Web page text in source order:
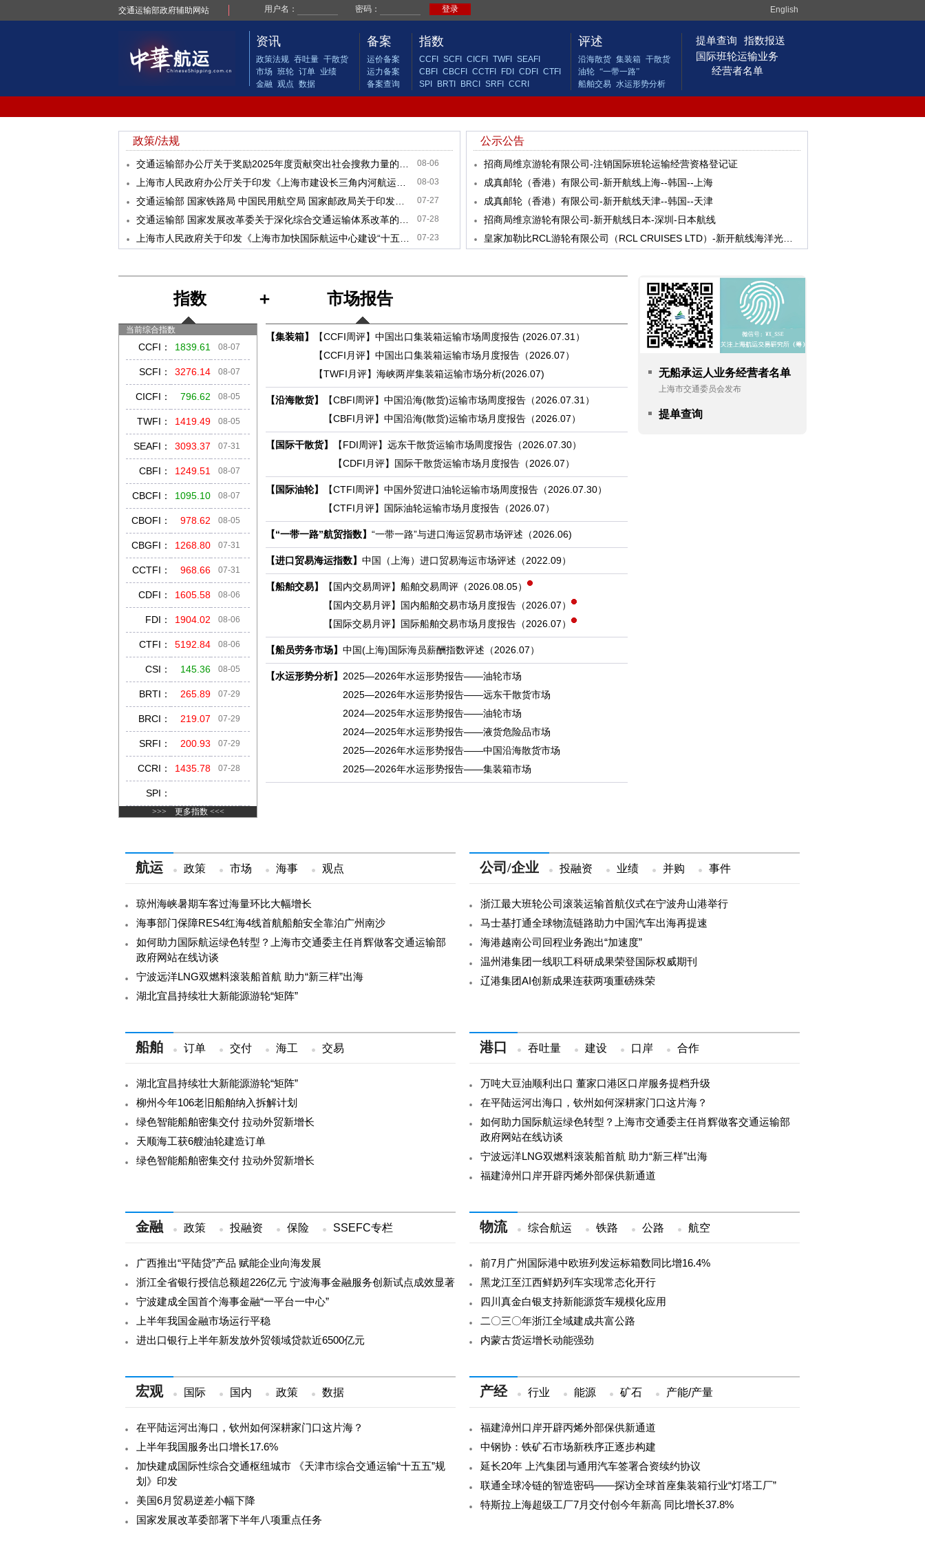
交通运输部政府辅助网站 English
资讯
政策法规 吞吐量 干散货
市场 班轮 订单 业绩
金融 观点 数据
备案
运价备案
运力备案
备案查询
指数
CCFI SCFI CICFI TWFI
SEAFI
CBFI
CBCFI CCTFI FDI CDFI
CTFI
SPI
BRTI BRCI SRFI CCRI
评述
沿海散货 集装箱 干散货
油轮 “一带一路”
船舶交易 水运形势分析
提单查询
指数报送
国际班轮运输业务
经营者名单
政策/法规
08-06
08-03
07-27
07-28
07-23
公示公告
招商局维京游轮有限公司-注销国际班轮运输经营资格登记证
成真邮轮（香港）有限公司-新开航线上海--韩国--上海
成真邮轮（香港）有限公司-新开航线天津--韩国--天津
招商局维京游轮有限公司-新开航线日本-深圳-日本航线
指数 ＋ 市场报告
当前综合指数
CCFI ： 1839.61 08-07
SCFI ： 3276.14 08-07
CICFI： 796.62 08-05
TWFI ： 1419.49 08-05
SEAFI： 3093.37 07-31
CBFI ： 1249.51 08-07
CBCFI ： 1095.10 08-07
CBOFI ： 978.62 08-05
CBGFI ： 1268.80 07-31
CCTFI ： 968.66 07-31
CDFI ： 1605.58 08-06
FDI ： 1904.02 08-06
CTFI ： 5192.84 08-06
CSI ： 145.36 08-05
BRTI ： 265.89 07-29
BRCI ： 219.07 07-29
SRFI ： 200.93 07-29
CCRI ： 1435.78 07-28
SPI ：
>>> 更多指数 <<<
【集装箱】 【CCFI周评】 中国出口集装箱运输市场周度报告 (2026.07.31）
【CCFI月评】 中国出口集装箱运输市场月度报告（2026.07）
【TWFI月评】 海峡两岸集装箱运输市场分析(2026.07)
【沿海散货】 【CBFI周评】 中国沿海(散货)运输市场周度报告（2026.07.31）
【CBFI月评】 中国沿海(散货)运输市场月度报告（2026.07）
【国际干散货】 【FDI周评】 远东干散货运输市场周度报告（2026.07.30）
【CDFI月评】 国际干散货运输市场月度报告（2026.07）
【国际油轮】 【CTFI周评】 中国外贸进口油轮运输市场周度报告（2026.07.30）
【CTFI月评】 国际油轮运输市场月度报告（2026.07）
【“一带一路”航贸指数】 “一带一路”与进口海运贸易市场评述（2026.06)
【进口贸易海运指数】 中国（上海）进口贸易海运市场评述（2022.09）
【船舶交易】 【国内交易周评】 船舶交易周评（2026.08.05）
【国内交易月评】 国内船舶交易市场月度报告（2026.07）
【国际交易月评】 国际船舶交易市场月度报告（2026.07）
【船员劳务市场】 中国(上海)国际海员薪酬指数评述（2026.07）
【水运形势分析】 2025—2026年水运形势报告——油轮市场
2025—2026年水运形势报告——远东干散货市场
2024—2025年水运形势报告——油轮市场
2024—2025年水运形势报告——液货危险品市场
2025—2026年水运形势报告——中国沿海散货市场
2025—2026年水运形势报告——集装箱市场
无船承运人业务经营者名单
上海市交通委员会发布
提单查询
航运 政策 市场 海事 观点
琼州海峡暑期车客过海量环比大幅增长
海事部门保障RES4红海4线首航船舶安全靠泊广州南沙
如何助力国际航运绿色转型？上海市交通委主任肖辉做客交通运输部
政府网站在线访谈
宁波远洋LNG双燃料滚装船首航 助力“新三样”出海
湖北宜昌持续壮大新能源游轮“矩阵”
公司/企业 投融资 业绩 并购 事件
浙江最大班轮公司滚装运输首航仪式在宁波舟山港举行
马士基打通全球物流链路助力中国汽车出海再提速
海港越南公司回程业务跑出“加速度”
温州港集团一线职工科研成果荣登国际权威期刊
辽港集团AI创新成果连获两项重磅殊荣
船舶 订单 交付 海工 交易
湖北宜昌持续壮大新能源游轮“矩阵”
柳州今年106老旧船舶纳入拆解计划
绿色智能船舶密集交付 拉动外贸新增长
天顺海工获6艘油轮建造订单
绿色智能船舶密集交付 拉动外贸新增长
港口 吞吐量 建设 口岸 合作
万吨大豆油顺利出口 董家口港区口岸服务提档升级
在平陆运河出海口，钦州如何深耕家门口这片海？
如何助力国际航运绿色转型？上海市交通委主任肖辉做客交通运输部
政府网站在线访谈
宁波远洋LNG双燃料滚装船首航 助力“新三样”出海
福建漳州口岸开辟丙烯外部保供新通道
金融 政策 投融资 保险 SSEFC专栏
广西推出“平陆贷”产品 赋能企业向海发展
浙江全省银行授信总额超226亿元 宁波海事金融服务创新试点成效显著
宁波建成全国首个海事金融“一平台一中心”
上半年我国金融市场运行平稳
进出口银行上半年新发放外贸领域贷款近6500亿元
物流 综合航运 铁路 公路 航空
前7月广州国际港中欧班列发运标箱数同比增16.4%
黑龙江至江西鲜奶列车实现常态化开行
四川真金白银支持新能源货车规模化应用
二〇三〇年浙江全域建成共富公路
内蒙古货运增长动能强劲
宏观 国际 国内 政策 数据
在平陆运河出海口，钦州如何深耕家门口这片海？
上半年我国服务出口增长17.6%
加快建成国际性综合交通枢纽城市 《天津市综合交通运输“十五五”规
划》印发
美国6月贸易逆差小幅下降
国家发展改革委部署下半年八项重点任务
产经 行业 能源 矿石 产能/产量
福建漳州口岸开辟丙烯外部保供新通道
中钢协：铁矿石市场新秩序正逐步构建
延长20年 上汽集团与通用汽车签署合资续约协议
联通全球冷链的智造密码——探访全球首座集装箱行业“灯塔工厂”
特斯拉上海超级工厂7月交付创今年新高 同比增长37.8%